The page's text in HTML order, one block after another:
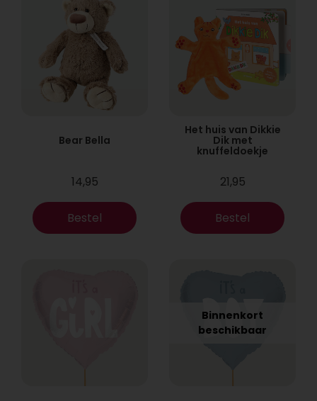
Bear Bella
14,95
Bestel
Het huis van Dikkie
Dik met
knuffeldoekje
21,95
Bestel
Binnenkort
beschikbaar